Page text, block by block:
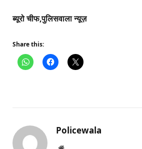
ब्यूरो चीफ,पुलिसवाला न्यूज़
Share this:
Policewala
Website